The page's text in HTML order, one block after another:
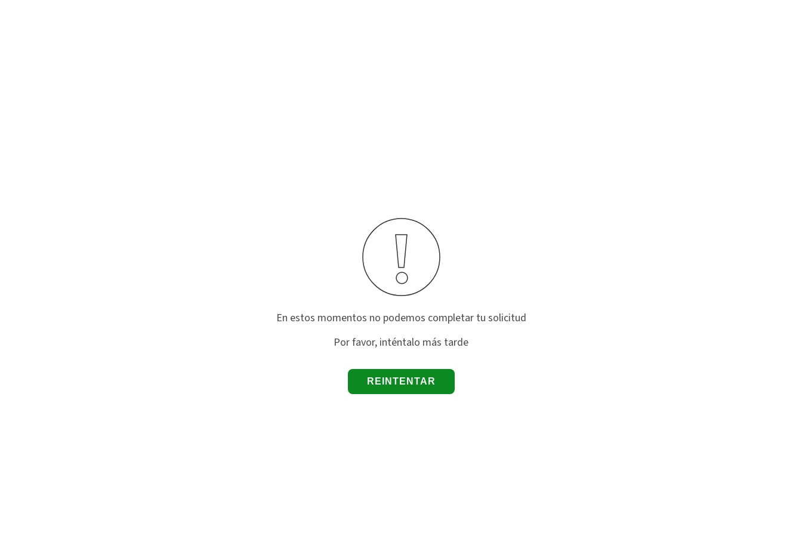
En estos momentos no podemos completar tu solicitud
Por favor, inténtalo más tarde
REINTENTAR